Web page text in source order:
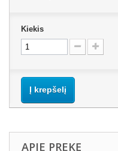
Kiekis
Į krepšelį
APIE PREKĘ